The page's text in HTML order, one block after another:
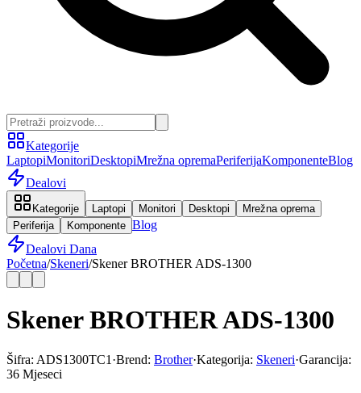
Kategorije
LaptopiMonitoriDesktopiMrežna opremaPeriferijaKomponenteBlog
Dealovi
Kategorije Laptopi Monitori Desktopi
Mrežna oprema
Periferija
Komponente Blog
Dealovi Dana
Početna/Skeneri/Skener BROTHER ADS-1300
Skener BROTHER ADS-1300
Šifra: ADS1300TC1 ·Brend: Brother·Kategorija: Skeneri·Garancija:
36 Mjeseci